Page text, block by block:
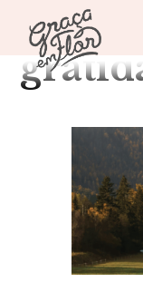
Um
Tag